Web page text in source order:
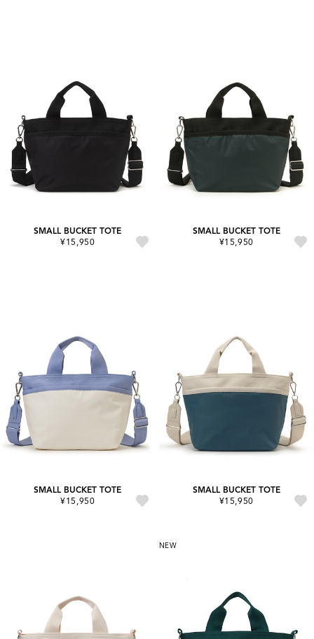
SMALL BUCKET TOTE
¥15,950
SMALL BUCKET TOTE
¥15,950
SMALL BUCKET TOTE
¥15,950
SMALL BUCKET TOTE
¥15,950
NEW